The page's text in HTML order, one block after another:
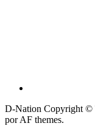
D-Nation Copyright ©
por AF themes.